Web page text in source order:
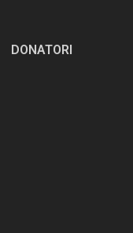
DONATORI